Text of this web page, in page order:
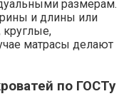
размерам.
и длины или
матрасы делают
по ГОСТу